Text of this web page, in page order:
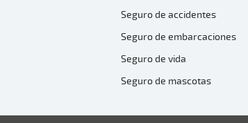
Seguro de accidentes
Seguro de embarcaciones
Seguro de vida
Seguro de mascotas